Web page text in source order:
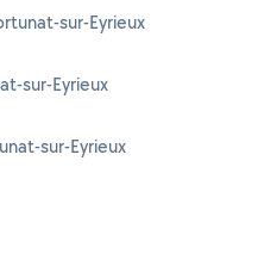
sur-Eyrieux
sur-Eyrieux
sur-Eyrieux